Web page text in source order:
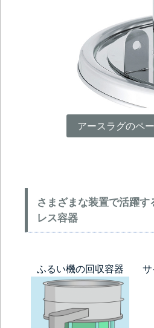
アースラグのペ
さまざまな装置で活躍
レス容器
ふるい機の回収容器